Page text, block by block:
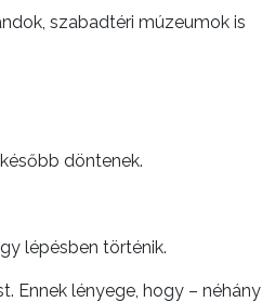
szabadtéri múzeumok is
döntenek.
lépésben történik.
Ennek lényege, hogy – néhány